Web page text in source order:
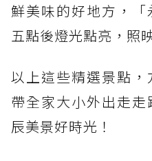
鮮美味的好地方，
五點後燈光點亮，照
以上這些精選景點
帶全家大小外出走
辰美景好時光！